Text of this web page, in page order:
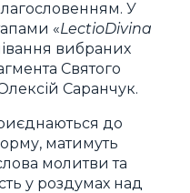
У
«LectioDivina
вибраних
Святого
Саранчук.
до
матимуть
молитви та
у роздумах над